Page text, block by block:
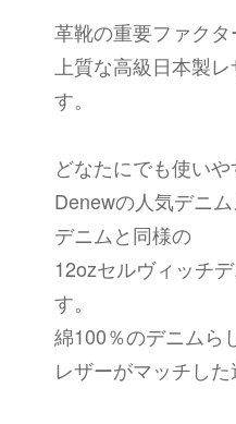
革靴の重要ファクタ
上質な高級日本製
す。
どなたにでも使い
Denewの人気デニ
デニムと同様の
12ozセルヴィッチ
す。
綿100％のデニムら
レザーがマッチした